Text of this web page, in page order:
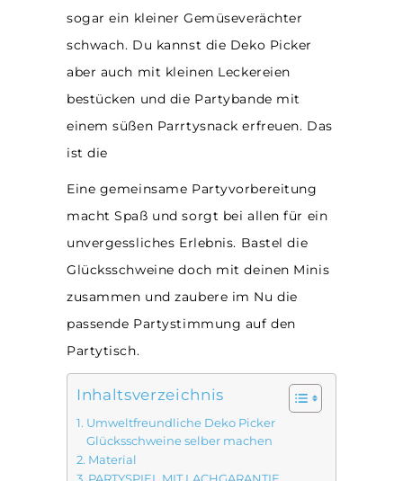
sogar ein kleiner Gemüseverächter
schwach. Du kannst die Deko Picker
aber auch mit kleinen Leckereien
bestücken und die Partybande mit
einem süßen Parrtysnack erfreuen. Das
ist die
Eine gemeinsame Partyvorbereitung
macht Spaß und sorgt bei allen für ein
unvergessliches Erlebnis. Bastel die
Glücksschweine doch mit deinen Minis
zusammen und zaubere im Nu die
passende Partystimmung auf den
Partytisch.
Inhaltsverzeichnis
Umweltfreundliche Deko Picker
Glücksschweine selber machen
Material